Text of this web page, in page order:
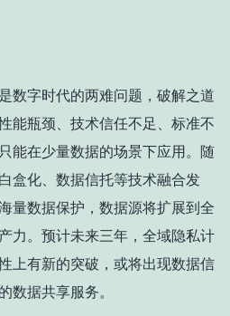
数字时代的两难问题，破解之道
能瓶颈、技术信任不足、标准不
能在少量数据的场景下应用。随
盒化、数据信托等技术融合发
量数据保护，数据源将扩展到全
力。预计未来三年，全域隐私计
上有新的突破，或将出现数据信
数据共享服务。